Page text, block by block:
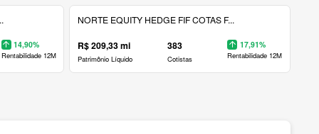
14,90%
Rentabilidade 12M
NORTE EQUITY HEDGE FIF COTAS F...
R$ 209,33 mi
Patrimônio Líquido
383
Cotistas
17,91%
Rentabilidade 12M